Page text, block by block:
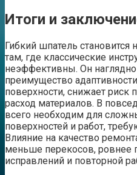
Итоги и
Гибкий шпатель
там, где классические
неэффективны. Он
преимущество
поверхности, снижает
расход материалов. В
всего необходим для
поверхностей и работ,
Влияние на качество
меньше перекосов, ровнее
исправлений и повторной